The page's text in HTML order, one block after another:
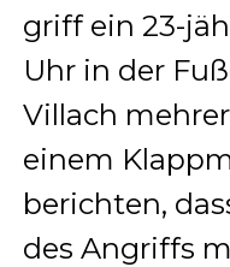
griff ein 23-
Uhr in der
Villach
einem
berichten,
des Angriffs